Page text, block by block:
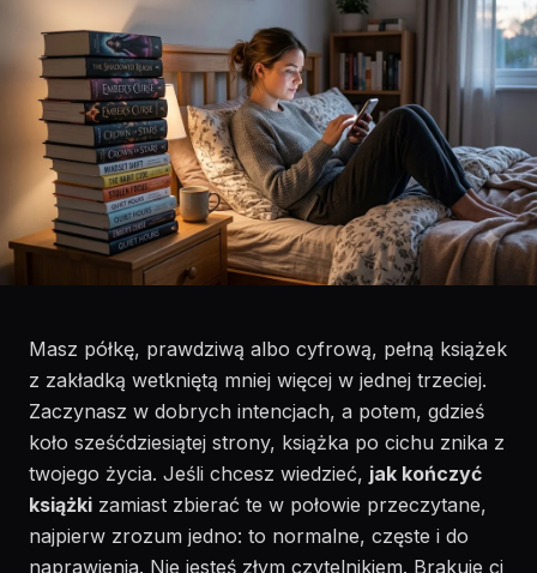
Masz półkę, prawdziwą albo cyfrową, pełną książek
z zakładką wetkniętą mniej więcej w jednej trzeciej.
Zaczynasz w dobrych intencjach, a potem, gdzieś
koło sześćdziesiątej strony, książka po cichu znika z
twojego życia. Jeśli chcesz wiedzieć, jak kończyć
książki zamiast zbierać te w połowie przeczytane,
najpierw zrozum jedno: to normalne, częste i do
naprawienia. Nie jesteś złym czytelnikiem. Brakuje ci